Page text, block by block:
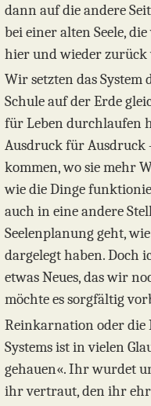
dann auf die andere
bei einer alten Seele,
hier und wieder zurück
Wir setzten das
Schule auf der Erde
für Leben durchlaufen
Ausdruck für Ausdruck
kommen, wo sie mehr
wie die Dinge
auch in eine andere
Seelenplanung geht,
dargelegt haben. Doch
etwas Neues, das wir
möchte es sorgfältig
Reinkarnation oder die
Systems ist in vielen
gehauen«. Ihr wurdet
ihr vertraut, den ihr